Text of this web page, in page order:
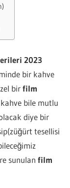
2023
bir kahve
birfilm
bile mutlu
diye bir
tesellisi
sunulanfilm